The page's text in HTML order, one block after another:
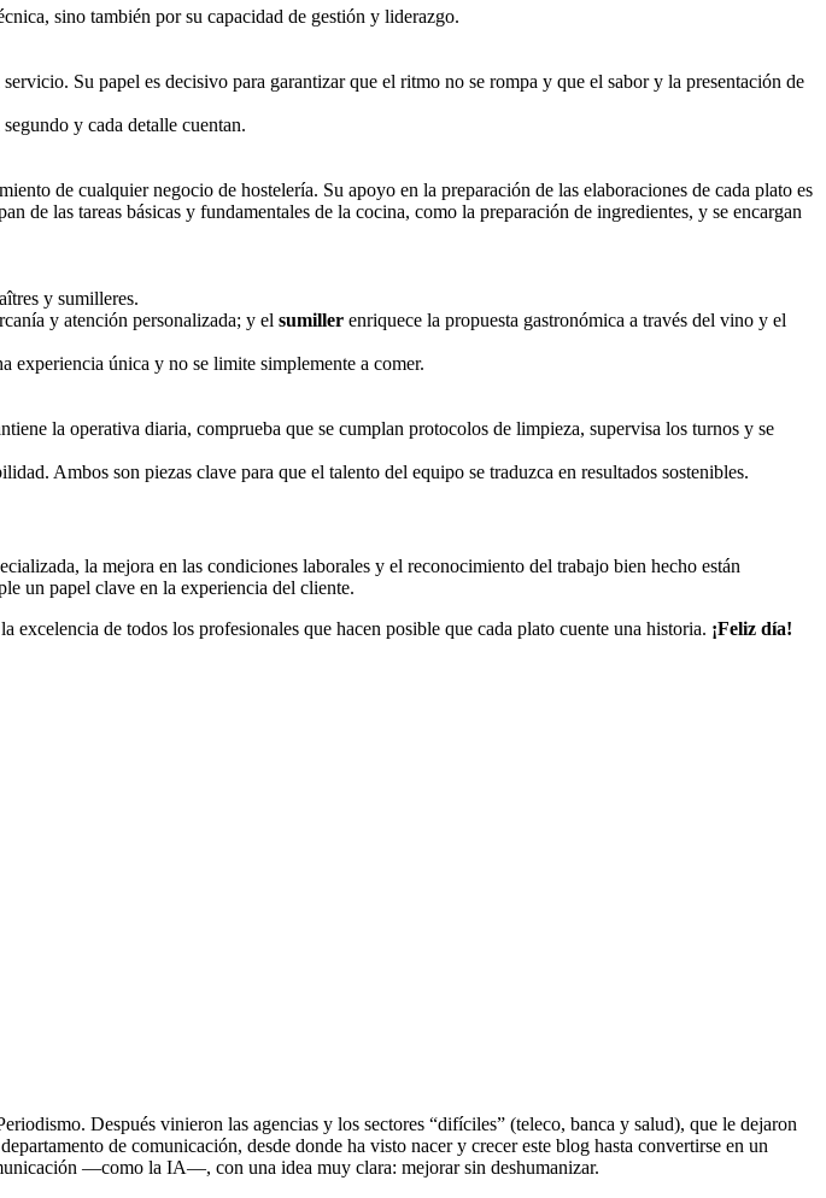
sino también por su capacidad de gestión y liderazgo.
Su papel es decisivo para garantizar que el ritmo no se rompa y que el sabor y la presentación de
y cada detalle cuentan.
de cualquier negocio de hostelería. Su apoyo en la preparación de las elaboraciones de cada plato es
de las tareas básicas y fundamentales de la cocina, como la preparación de ingredientes, y se encargan
y sumilleres.
y atención personalizada; y el sumiller enriquece la propuesta gastronómica a través del vino y el
experiencia única y no se limite simplemente a comer.
la operativa diaria, comprueba que se cumplan protocolos de limpieza, supervisa los turnos y se
Ambos son piezas clave para que el talento del equipo se traduzca en resultados sostenibles.
la mejora en las condiciones laborales y el reconocimiento del trabajo bien hecho están
un papel clave en la experiencia del cliente.
de todos los profesionales que hacen posible que cada plato cuente una historia. ¡Feliz día!
Después vinieron las agencias y los sectores “difíciles” (teleco, banca y salud), que le dejaron
de comunicación, desde donde ha visto nacer y crecer este blog hasta convertirse en un
—como la IA—, con una idea muy clara: mejorar sin deshumanizar.